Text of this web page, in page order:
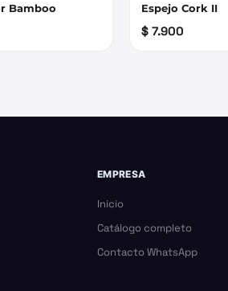
Bamboo Espejo Cork II
$ 7.900
EMPRESA
Inicio
Catálogo completo
Contacto WhatsApp